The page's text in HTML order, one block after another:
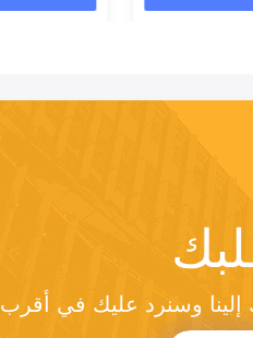
إلينا وسنرد عليك في